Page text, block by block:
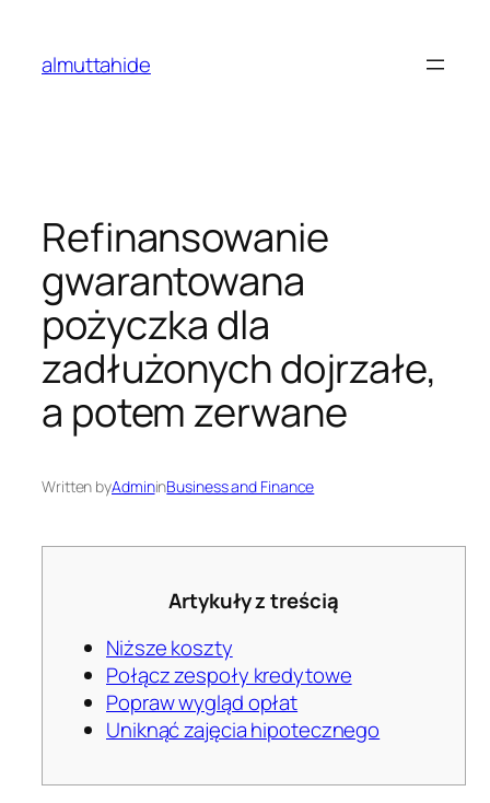
content
almuttahide
Refinansowanie
gwarantowana
pożyczka dla
zadłużonych dojrzałe,
a potem zerwane
Written byAdmininBusiness and Finance
Artykuły z treścią
Niższe koszty
Połącz zespoły kredytowe
Popraw wygląd opłat
Uniknąć zajęcia hipotecznego